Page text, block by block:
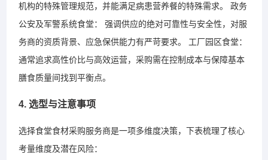
机构的特殊管理规范，并能满足病患营养餐的特殊需求。 政务
公安及军警系统食堂： 强调供应的绝对可靠性与安全性，对服
务商的资质背景、应急保供能力有严苛要求。 工厂园区食堂：
通常追求高性价比与高效运营，采购需在控制成本与保障基本
膳食质量间找到平衡点。
4. 选型与注意事项
选择食堂食材采购服务商是一项多维度决策，下表梳理了核心
考量维度及潜在风险：